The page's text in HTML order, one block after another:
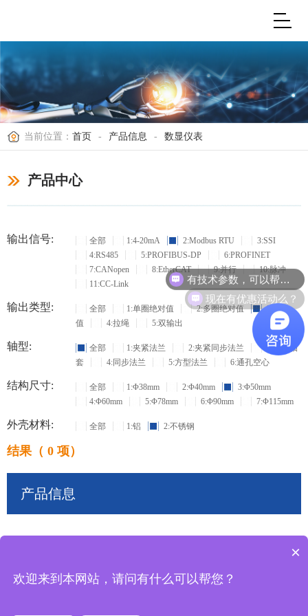
当前位置： 首页 - 产品信息 - 数显仪表
产品中心
输出信号: 全部 1:4-20mA 2:Modbus RTU
3:SSI
4:RS485
5:PROFIBUS-DP
6:PROFINET
7:CANopen
8:EtherCAT 9:并行
10:脉冲
11:CC-Link
输出类型: 全部 1:单圈绝对值 2:多圈绝对值
3:增量
值
4:拉绳 5:双输出
轴型: 全部 1:夹紧法兰 2:夹紧同步法兰
3:盲孔轴
套
4:同步法兰 5:方型法兰 6:通孔空心
结构尺寸: 全部 1:Φ38mm 2:Φ40mm
3:Φ50mm
4:Φ60mm
5:Φ78mm 6:Φ90mm 7:Φ115mm
外壳材料: 全部 1:铝 2:不锈钢
结果（ 0 项）
产品信息
有技术参数，可以帮忙选型吗？
现在有优惠活动么？
×
欢迎来到本网站，请问有什么可以帮您？